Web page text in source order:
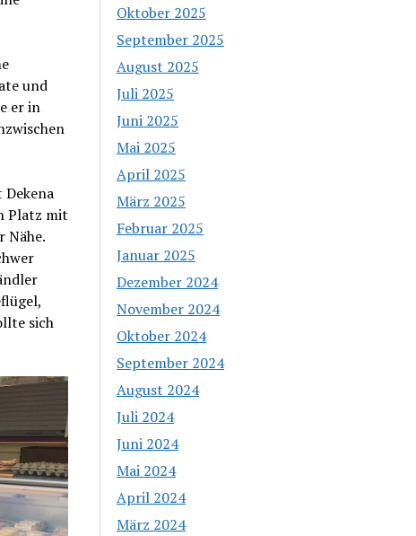
und
er in
Platz mit
Nähe.
sich
Oktober 2025
September 2025
August 2025
Juli 2025
Juni 2025
Mai 2025
April 2025
März 2025
Februar 2025
Januar 2025
Dezember 2024
November 2024
Oktober 2024
September 2024
August 2024
Juli 2024
Juni 2024
Mai 2024
April 2024
März 2024